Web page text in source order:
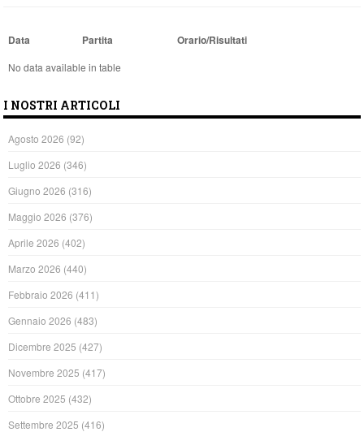
Data Partita Orario/Risultati
No data available in table
I NOSTRI ARTICOLI
Agosto 2026 (92)
Luglio 2026 (346)
Giugno 2026 (316)
Maggio 2026 (376)
Aprile 2026 (402)
Marzo 2026 (440)
Febbraio 2026 (411)
Gennaio 2026 (483)
Dicembre 2025 (427)
Novembre 2025 (417)
Ottobre 2025 (432)
Settembre 2025 (416)